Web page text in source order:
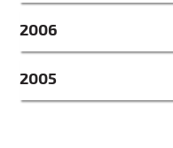
2006
2005